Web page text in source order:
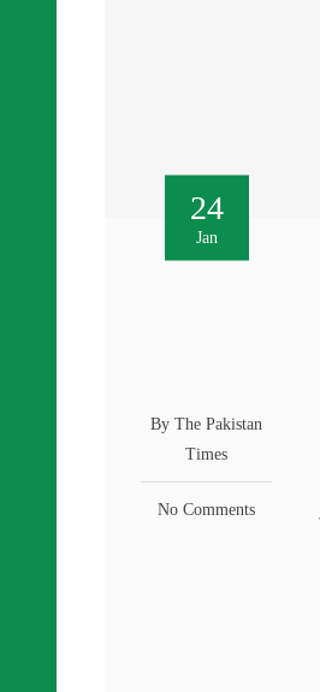
24
Jan
By The Pakistan
Times
No Comments